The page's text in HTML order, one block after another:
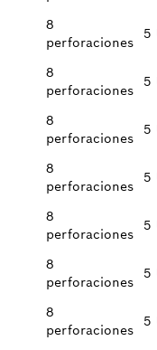
8
perforaciones
5
8
perforaciones
5
8
perforaciones
5
8
perforaciones
5
8
perforaciones
5
8
perforaciones
5
8
perforaciones
5